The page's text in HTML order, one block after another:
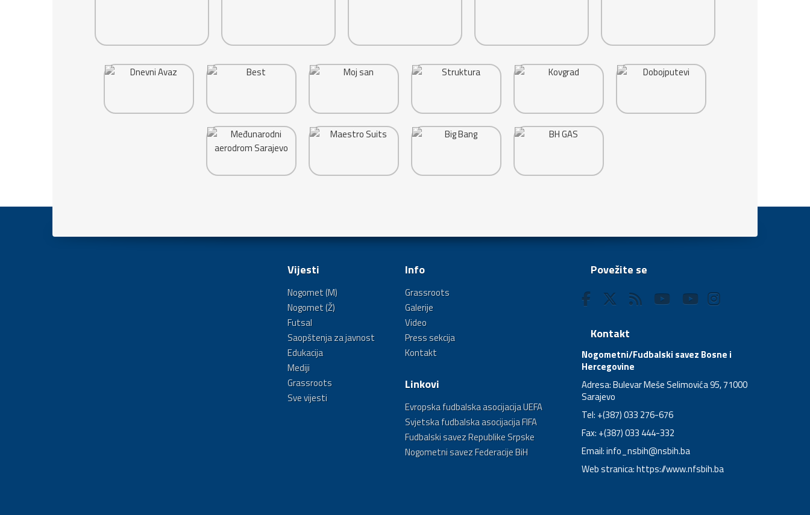
Vijesti
Nogomet (M)
Nogomet (Ž)
Futsal
Saopštenja za javnost
Edukacija
Mediji
Grassroots
Sve vijesti
Info
Grassroots
Galerije
Video
Press sekcija
Kontakt
Linkovi
Evropska fudbalska asocijacija UEFA
Svjetska fudbalska asocijacija FIFA
Fudbalski savez Republike Srpske
Nogometni savez Federacije BiH
Povežite se
Kontakt
Nogometni/Fudbalski savez Bosne i
Hercegovine
Adresa: Bulevar Meše Selimovića 95, 71000
Sarajevo
Tel: +(387) 033 276-676
Fax: +(387) 033 444-332
Email:info_nsbih@nsbih.ba
Web stranica: https://www.nfsbih.ba